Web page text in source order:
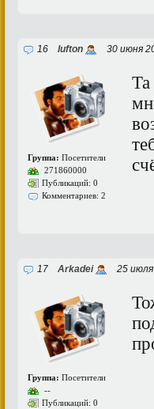
16 lufton 30 июня
Группа: Посетители
271860000
Публикаций: 0
Комментариев: 2
Та
17 Arkadei 25 июля
Группа: Посетители
--
Публикаций: 0